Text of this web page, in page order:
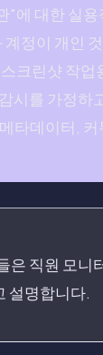
에 대한 실
정이 개인
크린샷 작
시를 가정
타데이터,
은 직원 모
설명합니다.